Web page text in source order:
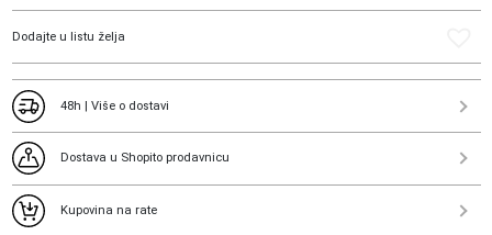
Dodajte u listu želja
48h | Više o dostavi
Dostava u Shopito prodavnicu
Kupovina na rate